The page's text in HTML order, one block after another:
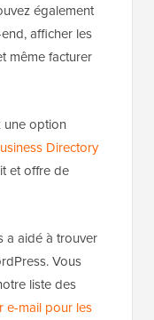
également
afficher les
même facturer
une option
Directory
et offre de
a aidé à trouver
Vous
liste des
e-mail pour les